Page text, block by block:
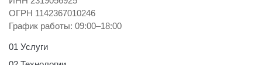
ОГРН 1142367010246
График работы: 09:00–18:00
01 Услуги